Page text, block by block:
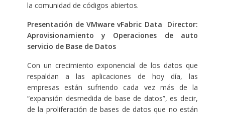
la comunidad de códigos abiertos.
Presentación de VMware vFabric Data Director:
Aprovisionamiento y Operaciones de auto
servicio de Base de Datos
Con un crecimiento exponencial de los datos que
respaldan a las aplicaciones de hoy día, las
empresas están sufriendo cada vez más de la
“expansión desmedida de base de datos”, es decir,
de la proliferación de bases de datos que no están